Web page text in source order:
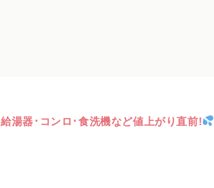
給湯器･コンロ･食洗機など値上がり直前!